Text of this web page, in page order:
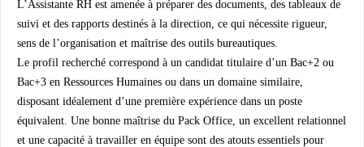
L’Assistante RH est amenée à préparer des documents, des tableaux de
suivi et des rapports destinés à la direction, ce qui nécessite rigueur,
sens de l’organisation et maîtrise des outils bureautiques.
Le profil recherché correspond à un candidat titulaire d’un Bac+2 ou
Bac+3 en Ressources Humaines ou dans un domaine similaire
disposant idéalement d’une première expérience dans un poste
équivalent. Une bonne maîtrise du Pack Office, un excellent relationnel
et une capacité à travailler en équipe sont des atouts essentiels pour